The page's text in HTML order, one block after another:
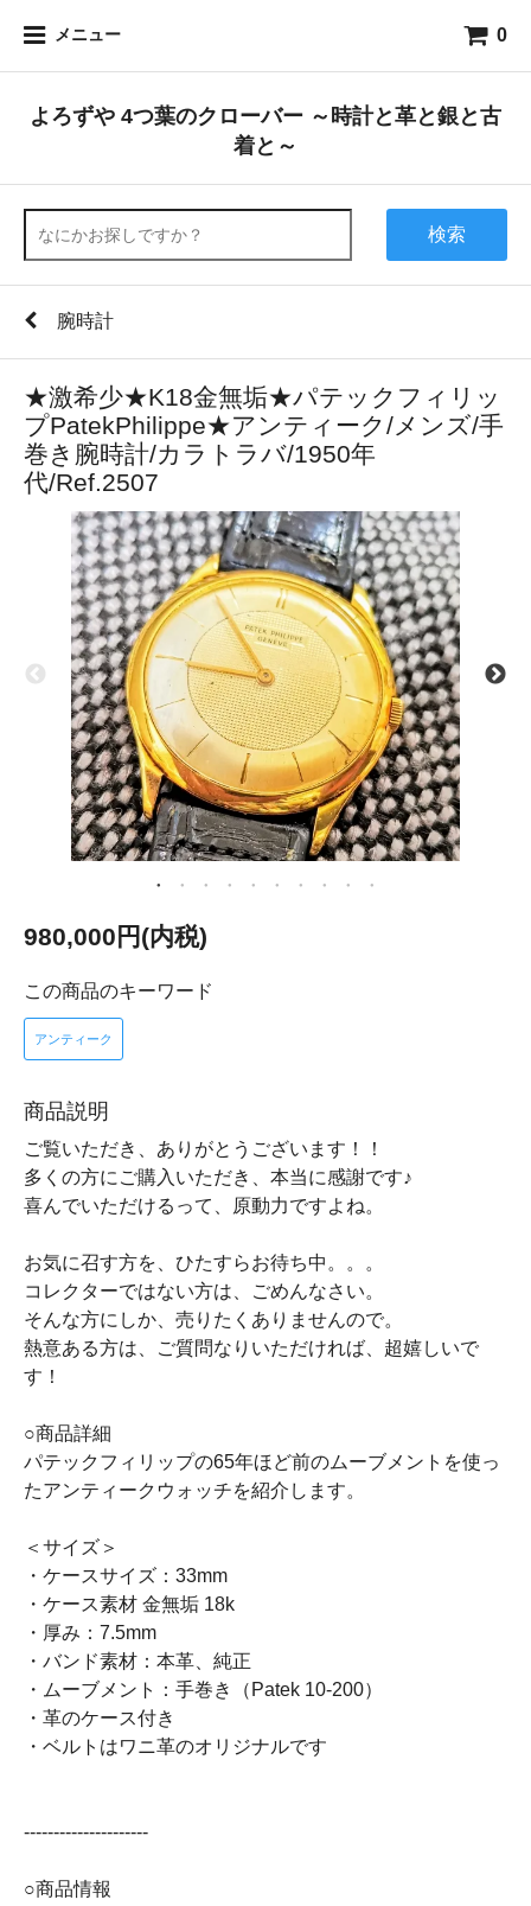
メニュー 0
よろずや 4つ葉のクローバー ～時計と革と銀と古
着と～
検索
腕時計
★激希少★K18金無垢★パテックフィリッ
プPatekPhilippe★アンティーク/メンズ/手
巻き腕時計/カラトラバ/1950年
代/Ref.2507
980,000円(内税)
この商品のキーワード
アンティーク
商品説明
ご覧いただき、ありがとうございます！！
多くの方にご購入いただき、本当に感謝です♪
喜んでいただけるって、原動力ですよね。
お気に召す方を、ひたすらお待ち中。。。
コレクターではない方は、ごめんなさい。
そんな方にしか、売りたくありませんので。
熱意ある方は、ご質問なりいただければ、超嬉しいで
す！
○商品詳細
パテックフィリップの65年ほど前のムーブメントを使っ
たアンティークウォッチを紹介します。
＜サイズ＞
・ケースサイズ：33mm
・ケース素材 金無垢 18k
・厚み：7.5mm
・バンド素材：本革、純正
・ムーブメント：手巻き（Patek 10-200）
・革のケース付き
・ベルトはワニ革のオリジナルです
---------------------
○商品情報